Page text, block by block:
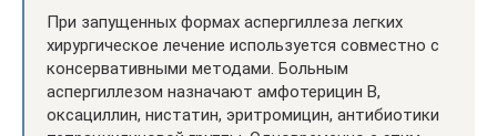
При запущенных формах аспергиллеза легких
хирургическое лечение используется совместно с
консервативными методами. Больным
аспергиллезом назначают амфотерицин В,
оксациллин, нистатин, эритромицин, антибиотики